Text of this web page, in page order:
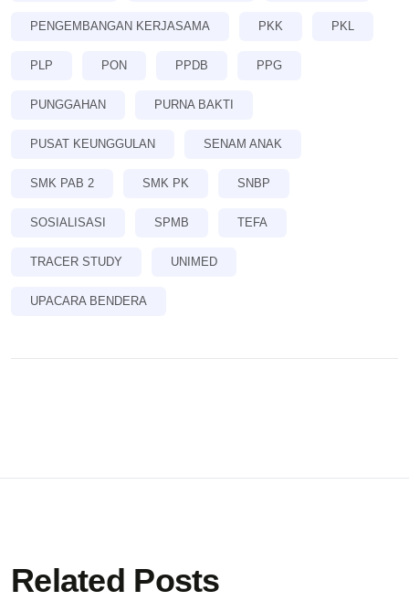
PENGEMBANGAN KERJASAMA PKK PKL
PLP PON PPDB PPG
PUNGGAHAN PURNA BAKTI
PUSAT KEUNGGULAN SENAM ANAK
SMK PAB 2 SMK PK SNBP
SOSIALISASI SPMB TEFA
TRACER STUDY UNIMED
UPACARA BENDERA
Related Posts